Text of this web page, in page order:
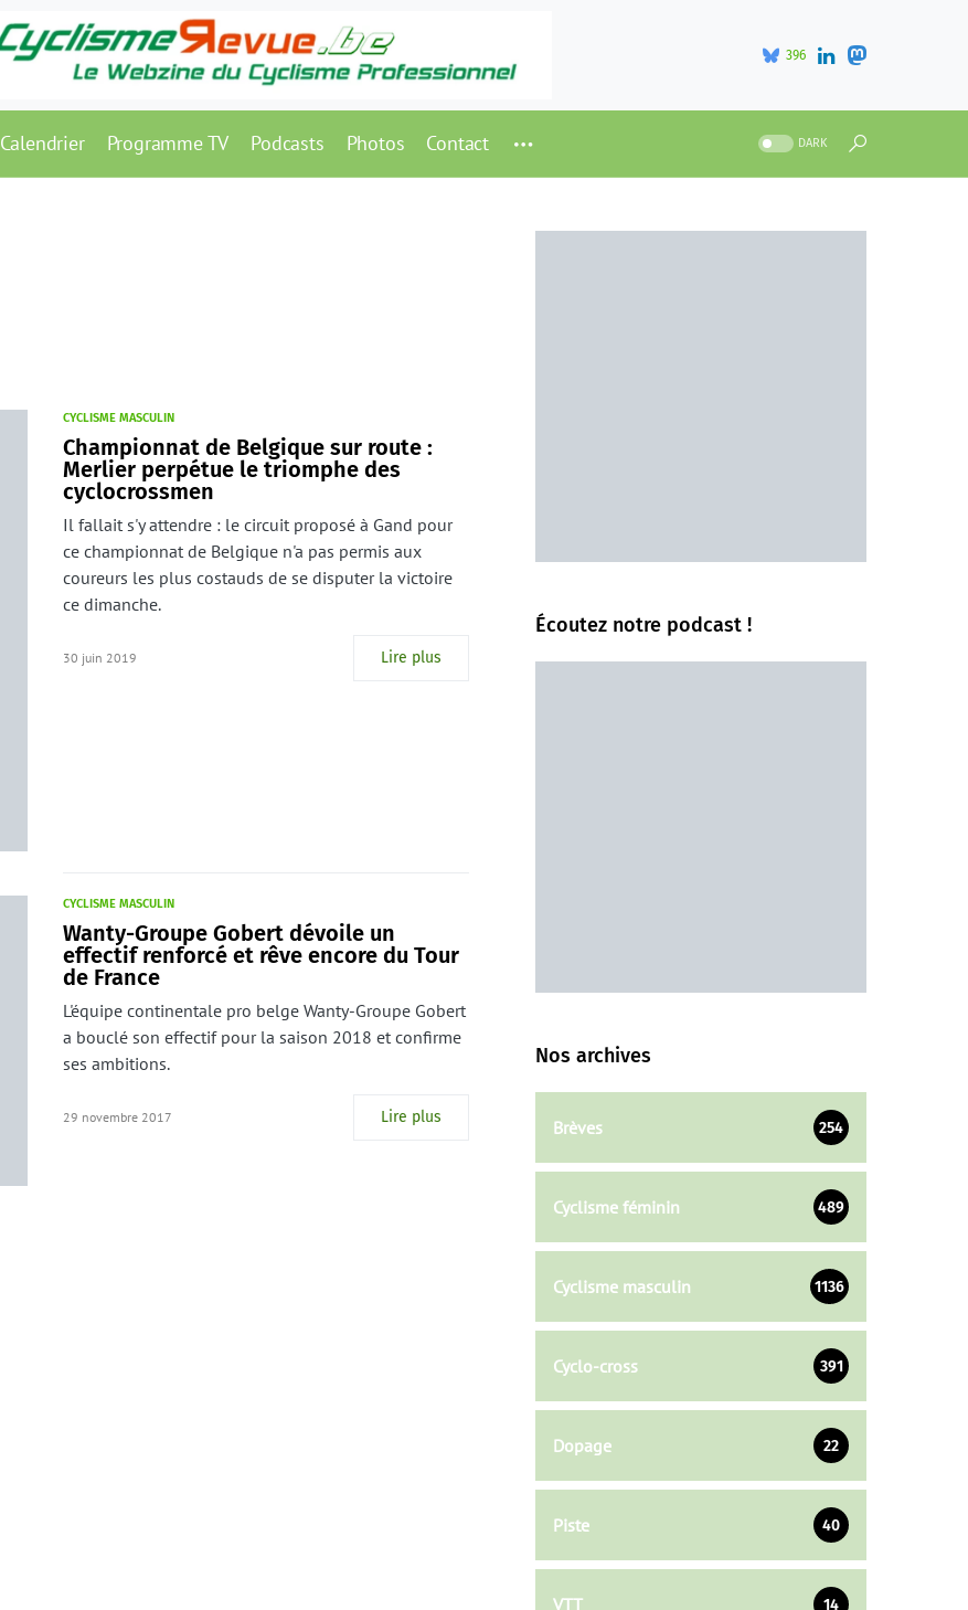
396
Calendrier Programme TV Podcasts Photos Contact DARK
CYCLISME MASCULIN
Championnat de Belgique sur route :
Merlier perpétue le triomphe des
cyclocrossmen
Il fallait s'y attendre : le circuit proposé à Gand pour
ce championnat de Belgique n'a pas permis aux
coureurs les plus costauds de se disputer la victoire
ce dimanche.
30 juin 2019 Lire plus
CYCLISME MASCULIN
Wanty-Groupe Gobert dévoile un
effectif renforcé et rêve encore du Tour
de France
L'équipe continentale pro belge Wanty-Groupe Gobert
a bouclé son effectif pour la saison 2018 et confirme
ses ambitions.
29 novembre 2017 Lire plus
Écoutez notre podcast !
Nos archives
Brèves 254
Cyclisme féminin 489
Cyclisme masculin 1136
Cyclo-cross 391
Dopage 22
Piste 40
VTT 14